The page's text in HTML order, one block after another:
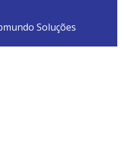
Soluções